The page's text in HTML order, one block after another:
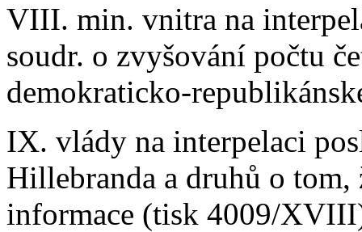
VIII. min. vnitra na
soudr. o zvyšování počtu
demokraticko-
IX. vlády na interpelaci
Hillebranda a druhů o
informace (tisk 4009/